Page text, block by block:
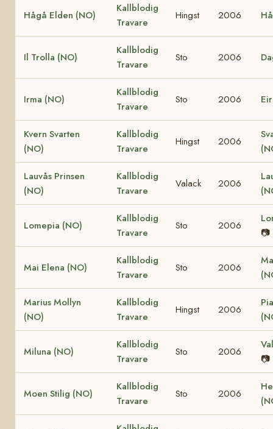
Hågå Elden (NO)
Kallblodig
Travare
Hingst 2006
Il Trolla (NO)
Kallblodig
Travare
Sto 2006
Irma (NO)
Kallblodig
Travare
Sto 2006
Kvern Svarten
(NO)
Kallblodig
Travare
Hingst 2006
Lauvås Prinsen
(NO)
Kallblodig
Travare
Valack 2006
Lomepia (NO)
Kallblodig
Travare
Sto 2006
📷
Mai Elena (NO)
Kallblodig
Travare
Sto 2006
Marius Mollyn
(NO)
Kallblodig
Travare
Hingst 2006
Miluna (NO)
Kallblodig
Travare
Sto 2006
📷
Moen Stilig (NO)
Kallblodig
Travare
Sto 2006